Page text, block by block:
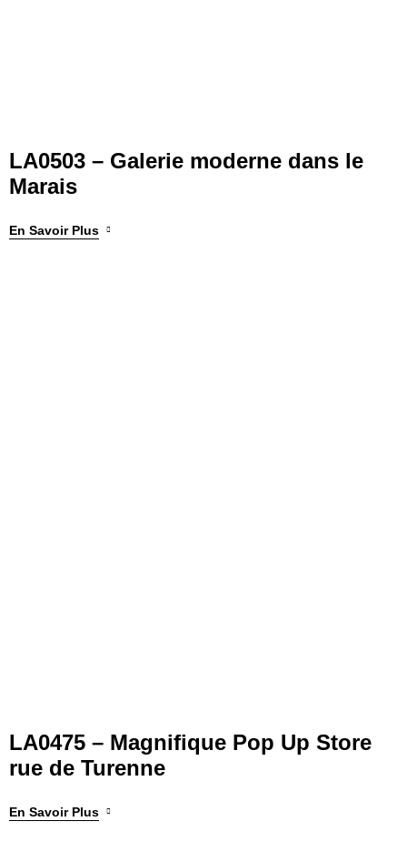
LA0503 – Galerie moderne dans le
Marais
En Savoir Plus
LA0475 – Magnifique Pop Up Store
rue de Turenne
En Savoir Plus